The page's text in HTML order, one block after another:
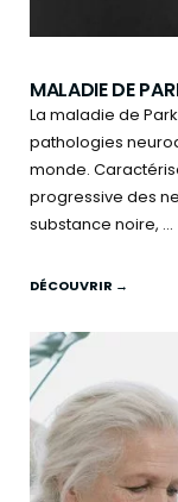
MALADIE DE
La maladie de
pathologies
monde.
progressive des
substance noire, ...
DÉCOUVRIR →